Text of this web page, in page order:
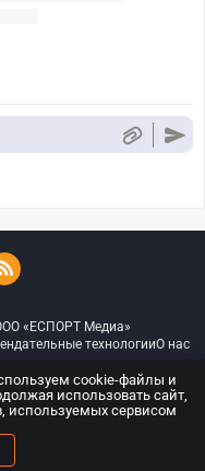
«ЕСПОРТ Медиа»
технологииО нас
права защищены
cookie-файлы и
использовать сайт,
используемых сервисом